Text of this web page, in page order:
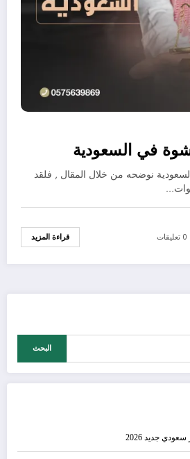
في السعودية
نوضحه من خلال المقال , فلقد
0 تعليقات قراءة المزيد
البحث
جديد 2026